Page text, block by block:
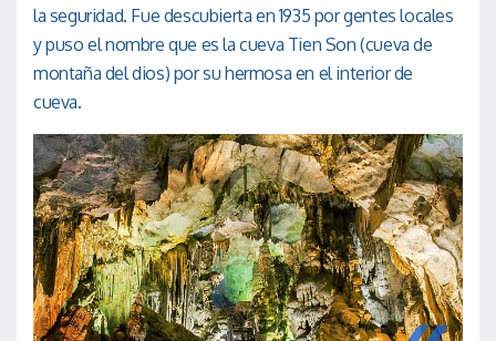
la seguridad. Fue descubierta en 1935 por gentes locales
y puso el nombre que es la cueva Tien Son (cueva de
montaña del dios) por su hermosa en el interior de
cueva.